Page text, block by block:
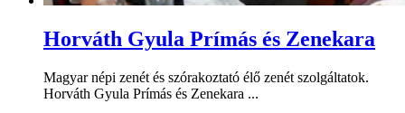
Horváth Gyula Prímás és Zenekara
Magyar népi zenét és szórakoztató élő zenét szolgáltatok.
Horváth Gyula Prímás és Zenekara ...